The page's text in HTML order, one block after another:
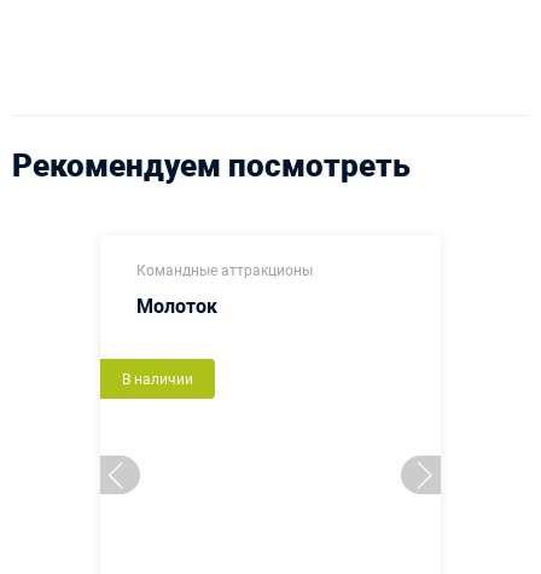
Рекомендуем посмотреть
Командные аттракционы
Молоток
В наличии